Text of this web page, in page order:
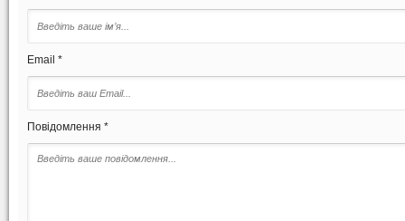
Email *
Повідомлення *